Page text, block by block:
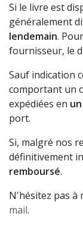
Si le livre est
généralement
lendemain.
fournisseur, le
Sauf indication
comportant un
expédiées en
port.
Si, malgré nos
définitivement
remboursé.
N'hésitez pas à
mail.